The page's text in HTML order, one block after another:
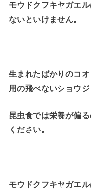
モウドクフキヤガエ
ないといけません。
生まれたばかりのコ
用の飛べないショウ
昆虫食では栄養が偏
ください。
モウドクフキヤガエ